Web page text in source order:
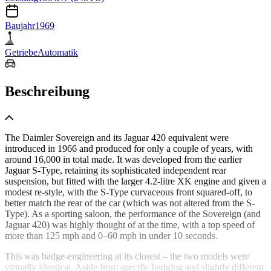
Baujahr1969
GetriebeAutomatik
Beschreibung
The Daimler Sovereign and its Jaguar 420 equivalent were
introduced in 1966 and produced for only a couple of years, with
around 16,000 in total made. It was developed from the earlier
Jaguar S-Type, retaining its sophisticated independent rear
suspension, but fitted with the larger 4.2-litre XK engine and given a
modest re-style, with the S-Type curvaceous front squared-off, to
better match the rear of the car (which was not altered from the S-
Type). As a sporting saloon, the performance of the Sovereign (and
Jaguar 420) was highly thought of at the time, with a top speed of
more than 125 mph and 0–60 mph in under 10 seconds.
This was badge-engineering at its closest – the two models were
virtually identical. Aside from specific badging and slightly different